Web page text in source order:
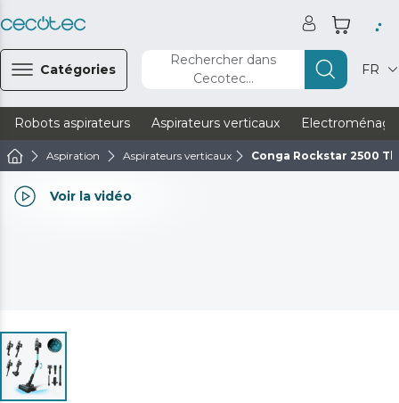
Catégories
Rechercher dans
Cecotec...
FR
Robots aspirateurs Aspirateurs verticaux
Aspiration Aspirateurs verticaux Conga Rockstar 2500
Voir la vidéo